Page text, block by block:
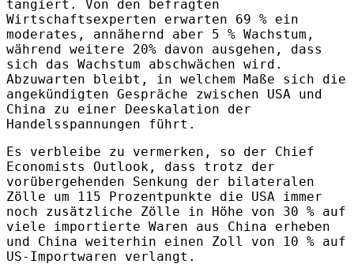
tangiert. Von den befragten
Wirtschaftsexperten erwarten 69 % ein
moderates, annähernd aber 5 % Wachstum,
während weitere 20% davon ausgehen, dass
sich das Wachstum abschwächen wird.
Abzuwarten bleibt, in welchem Maße sich die
angekündigten Gespräche zwischen USA und
China zu einer Deeskalation der
Handelsspannungen führt.
Es verbleibe zu vermerken, so der Chief
Economists Outlook, dass trotz der
vorübergehenden Senkung der bilateralen
Zölle um 115 Prozentpunkte die USA immer
noch zusätzliche Zölle in Höhe von 30 % auf
viele importierte Waren aus China erheben
und China weiterhin einen Zoll von 10 % auf
US-Importwaren verlangt.